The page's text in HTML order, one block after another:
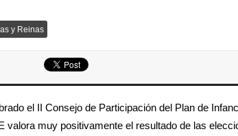
y Reinas
el II Consejo de Participación del Plan de
valora muy positivamente el resultado de las